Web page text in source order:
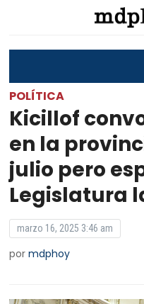
POLÍTICA
Kicillof
en la
julio pero
Legislatura
marzo 16, 2025 3:46 am
pormdphoy